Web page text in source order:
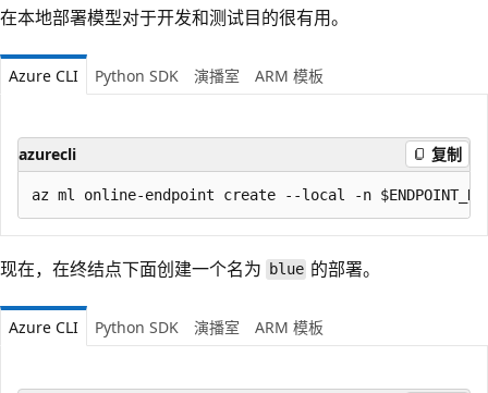
在本地部署模型对于开发和测试目的很有用。
Azure CLI Python SDK 演播室 ARM 模板
azurecli 复制
现在，在终结点下面创建一个名为 blue 的部署。
Azure CLI Python SDK 演播室 ARM 模板